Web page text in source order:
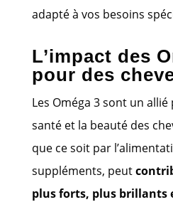
adapté à vos besoins
L’impact des
pour des
Les Oméga 3 sont un
santé et la beauté des
que ce soit par
suppléments, peut
plus forts, plus brillants